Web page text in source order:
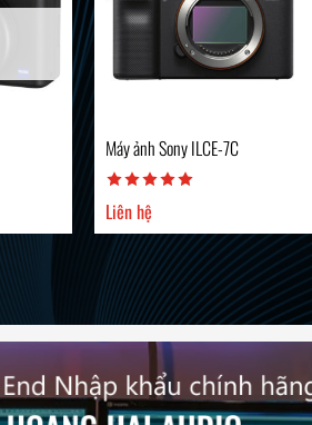
Máy ảnh Sony ILCE-7C
Liên hệ